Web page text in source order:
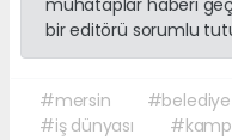
muhataplar haberi
bir editörü sorumlu
#mersin #belediye
#iş dünyası